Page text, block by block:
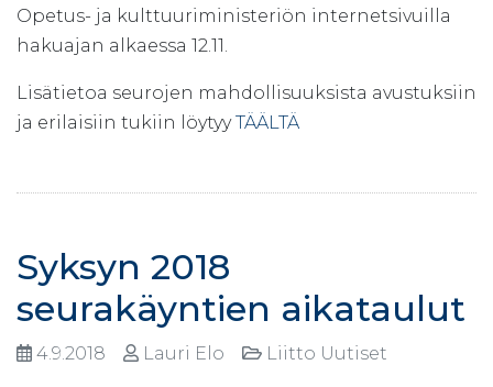
Opetus- ja kulttuuriministeriön internetsivuilla
hakuajan alkaessa 12.11.
Lisätietoa seurojen mahdollisuuksista avustuksiin
ja erilaisiin tukiin löytyyTÄÄLTÄ
Syksyn 2018
seurakäyntien aikataulut
4.9.2018 Lauri Elo Liitto Uutiset